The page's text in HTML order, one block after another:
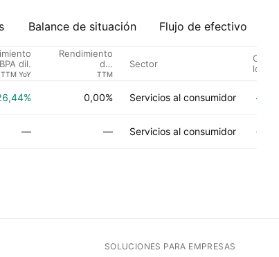
Balance de situación Flujo de efectivo
BPA dil.
TTM YoY
Rendimiento
del
dividendo %
TTM
Sector
los
0,00% Servicios al consumidor
— — Servicios al consumidor
SOLUCIONES PARA EMPRESAS